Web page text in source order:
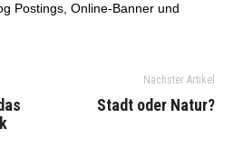
Postings, Online-Banner und
Nächster Artikel
Stadt oder Natur?